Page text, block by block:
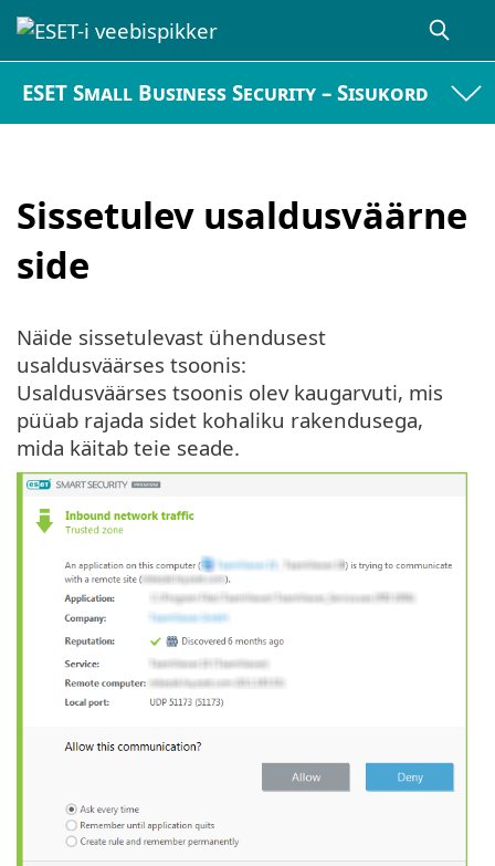
ESET Small Business Security – Sisukord
Sissetulev usaldusväärne
side
Näide sissetulevast ühendusest
usaldusväärses tsoonis:
Usaldusväärses tsoonis olev kaugarvuti, mis
püüab rajada sidet kohaliku rakendusega,
mida käitab teie seade.